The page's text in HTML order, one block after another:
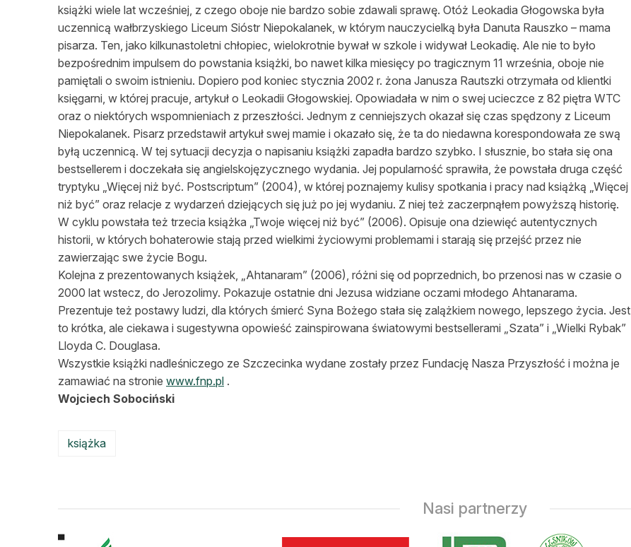
książki wiele lat wcześniej, z czego oboje nie bardzo sobie zdawali sprawę. Otóż Leokadia Głogowska była
uczennicą wałbrzyskiego Liceum Sióstr Niepokalanek, w którym nauczycielką była Danuta Rauszko – mama
pisarza. Ten, jako kilkunastoletni chłopiec, wielokrotnie bywał w szkole i widywał Leokadię. Ale nie to było
bezpośrednim impulsem do powstania książki, bo nawet kilka miesięcy po tragicznym 11 września, oboje nie
pamiętali o swoim istnieniu. Dopiero pod koniec stycznia 2002 r. żona Janusza Rautszki otrzymała od klientki
księgarni, w której pracuje, artykuł o Leokadii Głogowskiej. Opowiadała w nim o swej ucieczce z 82 piętra WTC
oraz o niektórych wspomnieniach z przeszłości. Jednym z cenniejszych okazał się czas spędzony z Liceum
Niepokalanek. Pisarz przedstawił artykuł swej mamie i okazało się, że ta do niedawna korespondowała ze swą
byłą uczennicą. W tej sytuacji decyzja o napisaniu książki zapadła bardzo szybko. I słusznie, bo stała się ona
bestsellerem i doczekała się angielskojęzycznego wydania. Jej popularność sprawiła, że powstała druga część
tryptyku „Więcej niż być. Postscriptum” (2004), w której poznajemy kulisy spotkania i pracy nad książką „Więcej
niż być” oraz relacje z wydarzeń dziejących się już po jej wydaniu. Z niej też zaczerpnąłem powyższą historię.
W cyklu powstała też trzecia książka „Twoje więcej niż być” (2006). Opisuje ona dziewięć autentycznych
historii, w których bohaterowie stają przed wielkimi życiowymi problemami i starają się przejść przez nie
zawierzając swe życie Bogu.
Kolejna z prezentowanych książek, „Ahtanaram” (2006), różni się od poprzednich, bo przenosi nas w czasie o
2000 lat wstecz, do Jerozolimy. Pokazuje ostatnie dni Jezusa widziane oczami młodego Ahtanarama.
Prezentuje też postawy ludzi, dla których śmierć Syna Bożego stała się zalążkiem nowego, lepszego życia. Jest
to krótka, ale ciekawa i sugestywna opowieść zainspirowana światowymi bestsellerami „Szata” i „Wielki Rybak”
Lloyda C. Douglasa.
Wszystkie książki nadleśniczego ze Szczecinka wydane zostały przez Fundację Nasza Przyszłość i można je
zamawiać na stronie www.fnp.pl .
Wojciech Sobociński
książka
Nasi partnerzy